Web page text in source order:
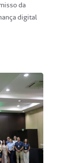
da
digital